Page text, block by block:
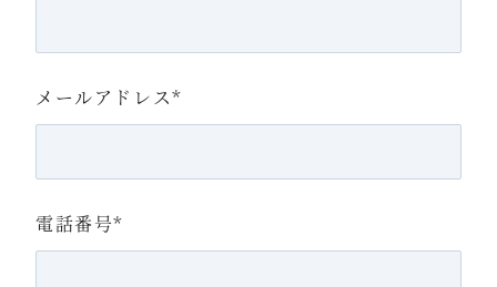
メールアドレス*
電話番号*